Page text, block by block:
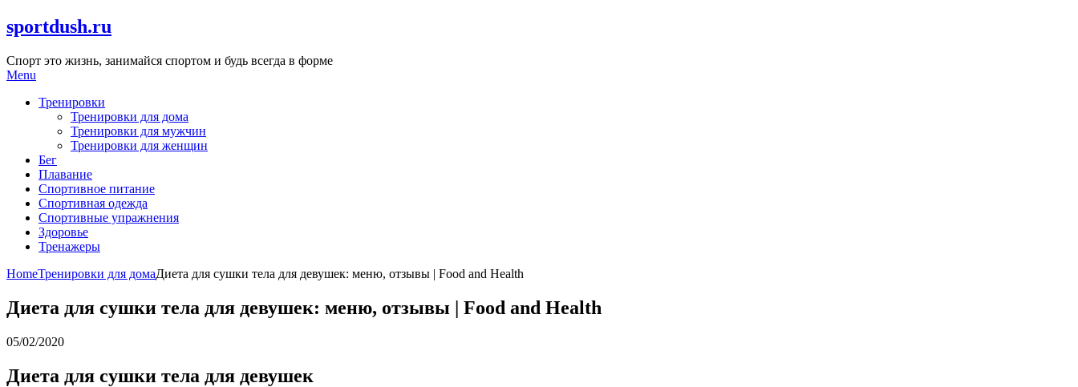
Skip
to
sportdush.ru
Спорт это жизнь, занимайся спортом и будь всегда в форме
Menu
Тренировки
Тренировки для дома
Тренировки для мужчин
Тренировки для женщин
Бег
Плавание
Спортивное питание
Спортивная одежда
Спортивные упражнения
Здоровье
Тренажеры
HomeТренировки для домаДиета для сушки тела для девушек: меню, отзывы | Food and Health
Диета для сушки тела для девушек: меню, отзывы | Food and Health
05/02/2020
Диета для сушки тела для девушек